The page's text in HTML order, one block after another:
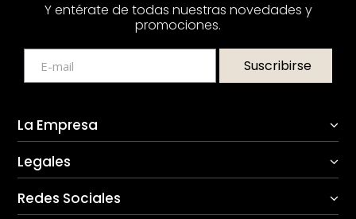
Y entérate de todas nuestras novedades y
promociones.
Suscribirse
La Empresa
Legales
Redes Sociales